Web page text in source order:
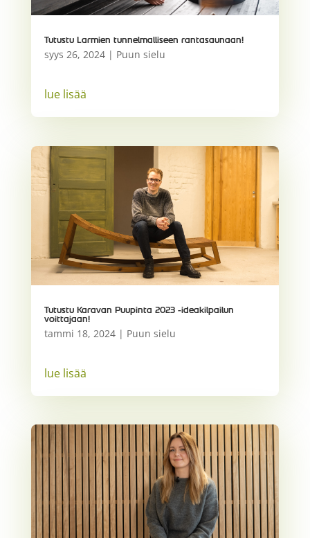
Tutustu Larmien tunnelmalliseen rantasaunaan!
syys 26, 2024| Puun sielu
lue lisää
Tutustu Karavan Puupinta 2023 -ideakilpailun
voittajaan!
tammi 18, 2024| Puun sielu
lue lisää